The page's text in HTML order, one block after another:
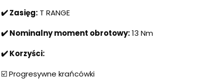
✔️ Zasięg: T RANGE
✔️ Nominalny moment obrotowy:13 Nm
✔️ Korzyści:
☑️ Progresywne krańcówki